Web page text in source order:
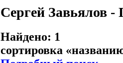
Сергей Завьялов -
Найдено: 1
сортировка «